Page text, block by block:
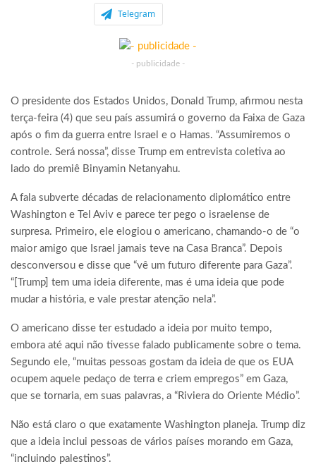
Telegram
- publicidade -
O presidente dos Estados Unidos, Donald Trump, afirmou nesta
terça-feira (4) que seu país assumirá o governo da Faixa de Gaza
após o fim da guerra entre Israel e o Hamas. “Assumiremos o
controle. Será nossa”, disse Trump em entrevista coletiva ao
lado do premiê Binyamin Netanyahu.
A fala subverte décadas de relacionamento diplomático entre
Washington e Tel Aviv e parece ter pego o israelense de
surpresa. Primeiro, ele elogiou o americano, chamando-o de “o
maior amigo que Israel jamais teve na Casa Branca”. Depois
desconversou e disse que “vê um futuro diferente para Gaza”.
“[Trump] tem uma ideia diferente, mas é uma ideia que pode
mudar a história, e vale prestar atenção nela”.
O americano disse ter estudado a ideia por muito tempo,
embora até aqui não tivesse falado publicamente sobre o tema.
Segundo ele, “muitas pessoas gostam da ideia de que os EUA
ocupem aquele pedaço de terra e criem empregos” em Gaza,
que se tornaria, em suas palavras, a “Riviera do Oriente Médio”.
Não está claro o que exatamente Washington planeja. Trump diz
que a ideia inclui pessoas de vários países morando em Gaza,
“incluindo palestinos”.